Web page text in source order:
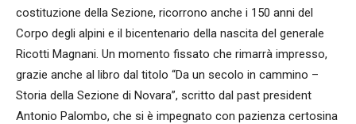
costituzione della Sezione, ricorrono anche i 150 anni del
Corpo degli alpini e il bicentenario della nascita del generale
Ricotti Magnani. Un momento fissato che rimarrà impresso,
grazie anche al libro dal titolo “Da un secolo in cammino –
Storia della Sezione di Novara”, scritto dal past president
Antonio Palombo, che si è impegnato con pazienza certosina